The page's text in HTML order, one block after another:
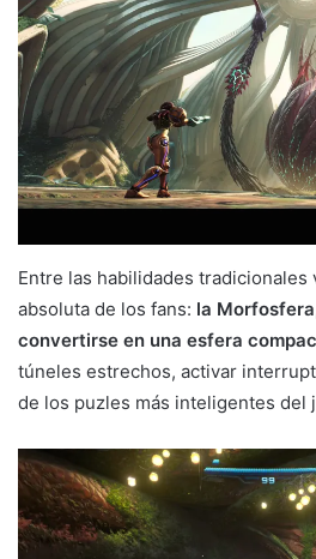
Entre las habilidades tradicionales
absoluta de los fans: la Morfosfera
convertirse en una esfera
túneles estrechos, activar
de los puzles más inteligentes del